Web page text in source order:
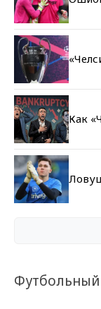
Как
Футбольный